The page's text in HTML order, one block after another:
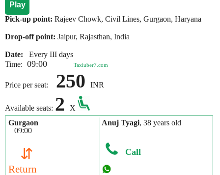
Play
Pick-up point: Rajeev Chowk, Civil Lines, Gurgaon, Haryana
Drop-off point: Jaipur, Rajasthan, India
Date:
Every III days
Time: 09:00 Taxiuber7.com
Price per seat: 250 INR
Available seats: 2
X
Gurgaon
09:00
⇵
Return
Anuj Tyagi, 38 years old
Call